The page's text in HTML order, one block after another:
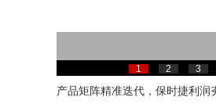
1 2 3
产品矩阵精准迭代，保时捷利润